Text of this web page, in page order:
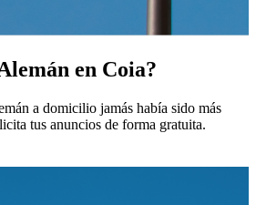
en Coia?
a domicilio jamás había sido más
tus anuncios de forma gratuita.